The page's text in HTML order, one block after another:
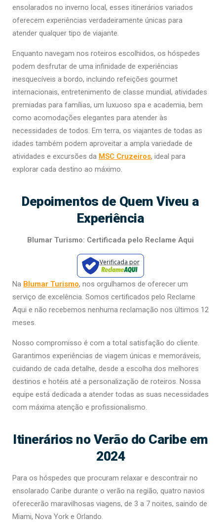
ensolarados no inverno local, esses itinerários variados
oferecem experiências verdadeiramente únicas para
atender qualquer tipo de viajante.
Enquanto navegam nos roteiros escolhidos, os hóspedes
podem desfrutar de uma infinidade de experiências
inesquecíveis a bordo, incluindo refeições gourmet
internacionais, entretenimento de classe mundial, atividades
premiadas para famílias, um luxuoso spa e academia, bem
como acomodações elegantes para atender às
necessidades de todos. Em terra, os viajantes de todas as
idades também podem aproveitar a ampla variedade de
atividades e excursões da MSC Cruzeiros, ideal para
explorar cada destino ao máximo.
Depoimentos de Quem Viveu a
Experiência
Blumar Turismo: Certificada pelo Reclame Aqui
Verificada por
Na Blumar Turismo, nos orgulhamos de oferecer um
serviço de excelência. Somos certificados pelo Reclame
Aqui e não recebemos nenhuma reclamação nos últimos 12
meses.
Nosso compromisso é com a total satisfação do cliente.
Garantimos experiências de viagem únicas e memoráveis,
cuidando de cada detalhe, desde a escolha dos melhores
destinos e hotéis até a personalização de roteiros. Nossa
equipe está dedicada a atender todas as suas necessidades
com máxima atenção e profissionalismo.
Itinerários no Verão do Caribe em
2024
Para os hóspedes que procuram relaxar e descontrair no
ensolarado Caribe durante o verão na região, quatro navios
oferecerão maravilhosas viagens, de 3 a 7 noites, saindo de
Miami, Nova York e Orlando.